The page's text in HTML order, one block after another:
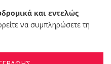
και εντελώς
να συμπληρώσετε τη